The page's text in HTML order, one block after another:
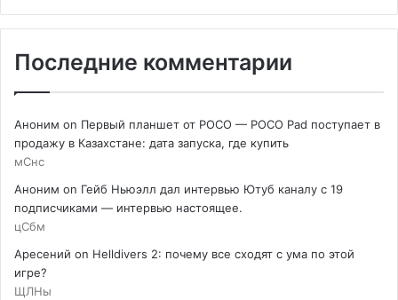
Последние комментарии
Аноним on Первый планшет от POCO — POCO Pad поступает в
продажу в Казахстане: дата запуска, где купить
мСнс
Аноним on Гейб Ньюэлл дал интервью Ютуб каналу с 19
подписчиками — интервью настоящее.
цСбм
Аресений on Helldivers 2: почему все сходят с ума по этой
игре?
ЩЛНы